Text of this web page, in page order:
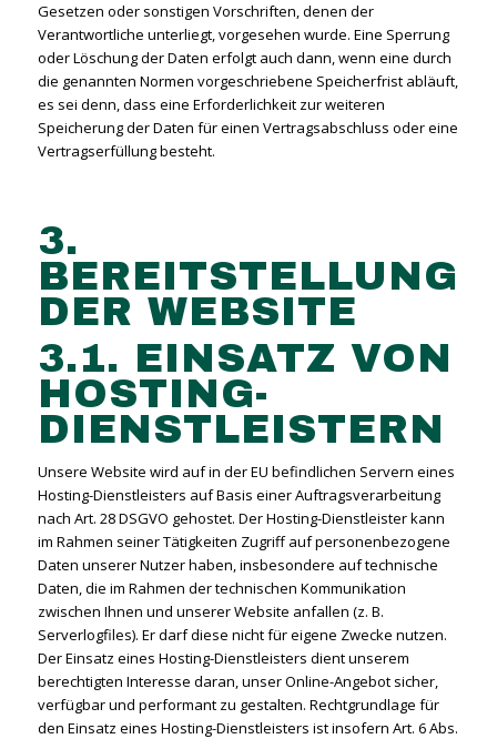
Gesetzen oder sonstigen Vorschriften, denen der
Verantwortliche unterliegt, vorgesehen wurde. Eine Sperrung
oder Löschung der Daten erfolgt auch dann, wenn eine durch
die genannten Normen vorgeschriebene Speicherfrist abläuft,
es sei denn, dass eine Erforderlichkeit zur weiteren
Speicherung der Daten für einen Vertragsabschluss oder eine
Vertragserfüllung besteht.
3.
BEREITSTELLUNG
DER WEBSITE
3.1. EINSATZ VON
HOSTING-
DIENSTLEISTERN
Unsere Website wird auf in der EU befindlichen Servern eines
Hosting-Dienstleisters auf Basis einer Auftragsverarbeitung
nach Art. 28 DSGVO gehostet. Der Hosting-Dienstleister kann
im Rahmen seiner Tätigkeiten Zugriff auf personenbezogene
Daten unserer Nutzer haben, insbesondere auf technische
Daten, die im Rahmen der technischen Kommunikation
zwischen Ihnen und unserer Website anfallen (z. B.
Serverlogfiles). Er darf diese nicht für eigene Zwecke nutzen.
Der Einsatz eines Hosting-Dienstleisters dient unserem
berechtigten Interesse daran, unser Online-Angebot sicher,
verfügbar und performant zu gestalten. Rechtgrundlage für
den Einsatz eines Hosting-Dienstleisters ist insofern Art. 6 Abs.